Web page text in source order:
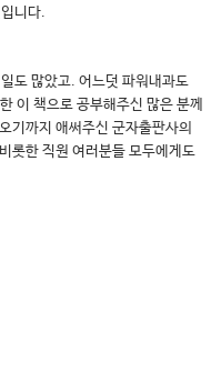
니다.
도 많았고. 어느덧 파워내과도
이 책으로 공부해주신 많은 분께
기까지 애써주신 군자출판사의
롯한 직원 여러분들 모두에게도